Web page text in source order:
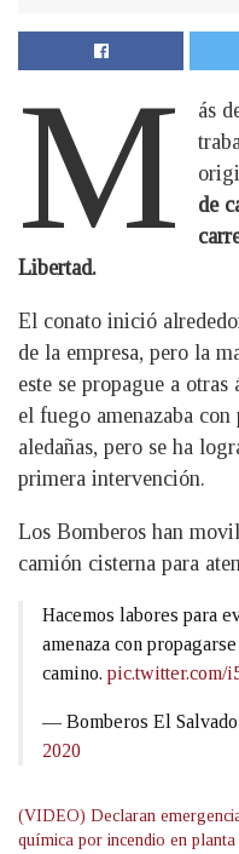
M
ás
de
Libertad.
El conato inició
de la empresa, pero la
este se propague a
el fuego amenazaba
aledañas, pero se ha
primera intervención.
Los Bomberos han
camión cisterna para
Hacemos labores para
amenaza con
camino. pic.twitter.com/
— Bomberos El
2020
(VIDEO) Declaran
química por incendio en planta